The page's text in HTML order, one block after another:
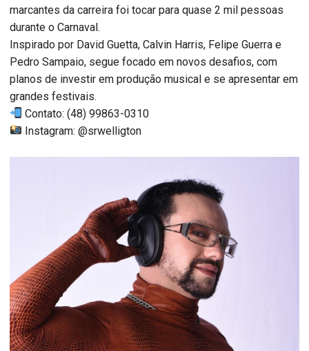
marcantes da carreira foi tocar para quase 2 mil pessoas
durante o Carnaval.
Inspirado por David Guetta, Calvin Harris, Felipe Guerra e
Pedro Sampaio, segue focado em novos desafios, com
planos de investir em produção musical e se apresentar em
grandes festivais.
Contato: (48) 99863-0310
Instagram: @srwelligton